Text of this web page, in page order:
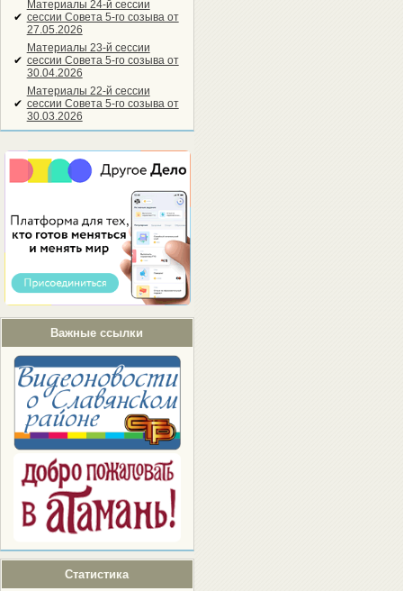
✔
Материалы 24-й сессии
сессии Совета 5-го созыва от
27.05.2026
✔
Материалы 23-й сессии
сессии Совета 5-го созыва от
30.04.2026
✔
Материалы 22-й сессии
сессии Совета 5-го созыва от
30.03.2026
Важные ссылки
Статистика